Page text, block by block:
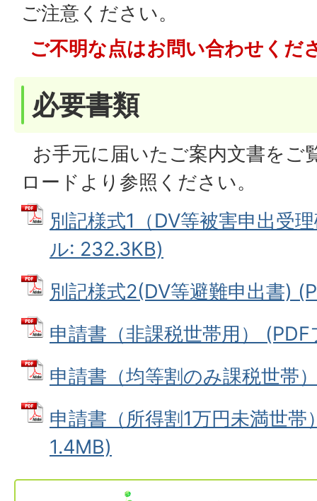
ご注意ください。
ご不明な点はお問い合わせくだ
必要書類
お手元に届いたご案内文書をご
ロードより参照ください。
別記様式1（DV等被害申出受
ル: 232.3KB)
別記様式2(DV等避難申出書)
申請書（非課税世帯用）
申請書（均等割のみ課税世帯
申請書（所得割1万円未満世
1.4MB)